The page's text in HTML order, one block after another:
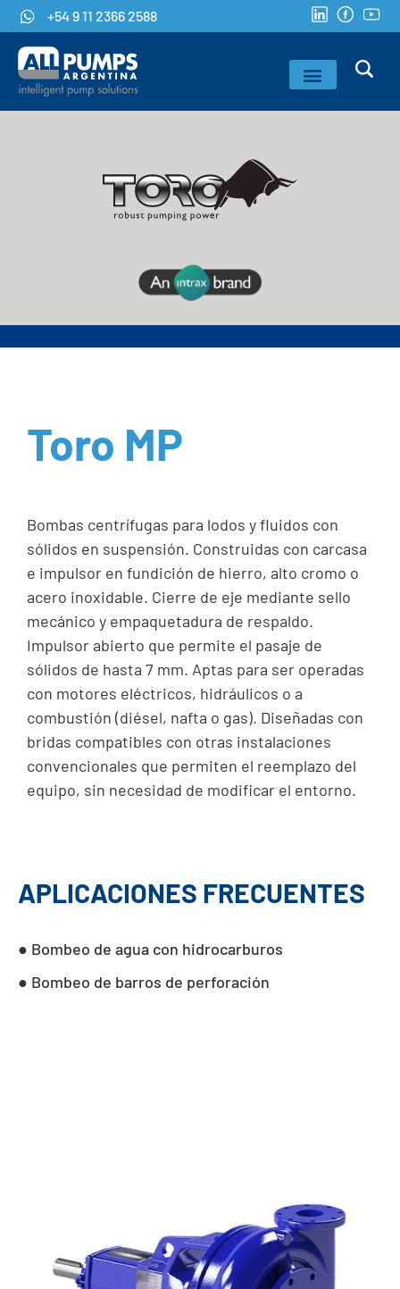
+54 9 11 2366 2588
Toro MP
Bombas centrífugas para lodos y fluidos con
sólidos en suspensión. Construidas con carcasa
e impulsor en fundición de hierro, alto cromo o
acero inoxidable. Cierre de eje mediante sello
mecánico y empaquetadura de respaldo.
Impulsor abierto que permite el pasaje de
sólidos de hasta 7 mm. Aptas para ser operadas
con motores eléctricos, hidráulicos o a
combustión (diésel, nafta o gas). Diseñadas con
bridas compatibles con otras instalaciones
convencionales que permiten el reemplazo del
equipo, sin necesidad de modificar el entorno.
APLICACIONES FRECUENTES
● Bombeo de agua con hidrocarburos
● Bombeo de barros de perforación